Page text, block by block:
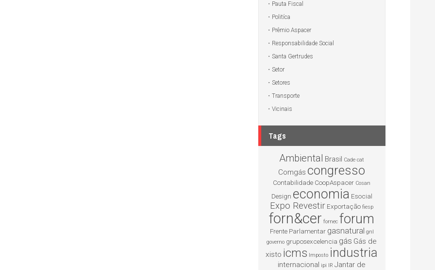
Pauta Fiscal
Politíca
Prêmio Aspacer
Responsabilidade Social
Santa Gertrudes
Setor
Setores
Transporte
Vicinais
Tags
Ambiental Brasil Cade cat
Comgás congresso
Contabilidade CoopAspacer Cosan
Design economia Esocial
Expo Revestir Exportação fiesp
forn&cer fornec forum
Frente Parlamentar gasnatural gnl
governo gruposexcelencia gás Gás de
xisto icms Imposto industria
internacional ipi IR Jantar de